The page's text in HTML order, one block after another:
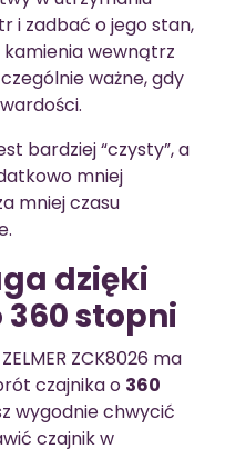
i zadbać o jego stan,
wewnątrz
ważne, gdy
bardziej “czysty”, a
mniej
mniej czasu
dzięki
stopni
ZCK8026 ma
czajnika o 360
wygodnie chwycić
czajnik w